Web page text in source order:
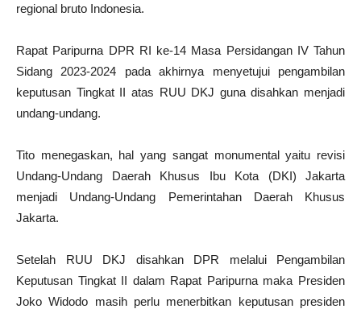
regional bruto Indonesia.
Rapat Paripurna DPR RI ke-14 Masa Persidangan IV Tahun
Sidang 2023-2024 pada akhirnya menyetujui pengambilan
keputusan Tingkat II atas RUU DKJ guna disahkan menjadi
undang-undang.
Tito menegaskan, hal yang sangat monumental yaitu revisi
Undang-Undang Daerah Khusus Ibu Kota (DKI) Jakarta
menjadi Undang-Undang Pemerintahan Daerah Khusus
Jakarta.
Setelah RUU DKJ disahkan DPR melalui Pengambilan
Keputusan Tingkat II dalam Rapat Paripurna maka Presiden
Joko Widodo masih perlu menerbitkan keputusan presiden